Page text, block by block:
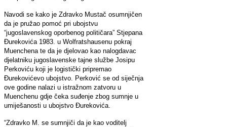
Navodi se kako je Zdravko Mustač osumnjičen
da je pružao pomoć pri ubojstvu
“jugoslavenskog oporbenog političara” Stjepana
Đurekovića 1983. u Wolfratshausenu pokraj
Muenchena te da je djelovao kao nalogdavac
djelatniku jugoslavenske tajne službe Josipu
Perkoviću koji je logistički pripremao
Đurekovićevo ubojstvo. Perković se od siječnja
ove godine nalazi u istražnom zatvoru u
Muenchenu gdje čeka suđenje zbog sumnje u
umiješanosti u ubojstvo Đurekovića.
“Zdravko M. se sumnjiči da je kao voditelj